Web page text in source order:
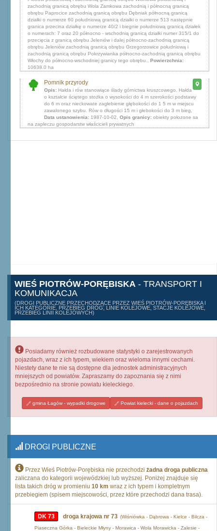
zachodnią granicą obrębu Wola Zamkowa zachodnią i północną granicą
obrębu Paprocice zachodnią granicą obrębu Dębniak północną granicą
działki o numerze 60 południową granicą działki o numerze 513 następnie
granica przecina działkę o numerze 40/2 i biegnie południową granicą działek
o numerach: 7 oraz 20 północno - wschodnią granicą działki numer 315/1 do
przecięcia z granicą obrębu Jeleniów i dalej północno-zachodnią granicą
obrębu Jeleniów zachodnią granicą obrębu Grzegorzowice południową i
zachodnią granicą obrębu Pokrzywianka północno-zachodnią granicą obrębu
Włochy do północno-wschodniej granicy tego obrębu., Powierzchnia:
10638.0 ha
Pomnik przyrody
Opis: Hałda i rów stanowiące ślady górnictwa kruszcowego. Hałda
o kształcie ściętego stożka o wysokości do 4 m szerokości podstawy
do 6 m oraz nieckowate zagłebienie głębokości do 1 5 m w miejscu
zawalonego szybu. Rów o długości 15 m i głebokości do 3 m bieg,
Data ustanowienia: 1987-10-02, Opis granicy: obiekty połozone sa
na zapleczu gospodarstw właścicieli prywatnych
WIEŚ PIOTRÓW-PORĘBISKA - TRANSPORT I
KOMUNIKACJA
(DROGI PUBLICZNE PRZECHODZĄCE PRZEZ WIEŚ PIOTRÓW-PORĘBISKA I
ICH KATEGORIE, PRZEBIEG DRÓG, LINIE KOLEJOWE, STACJE KOLEJOWE,
PRZEBIEG LINII KOLEJOWYCH)
Posiadamy również rozbudowane statystyki o zarejestrowanych
pojazdach, wraz z ich typem, wiekiem oraz wieloma innymi cechami.
Niestety dane te nie są dostępne dla jednostek administracyjnych
mniejszych od powiatów. Zapraszamy do zapoznania się z nimi
bezpośrednio na stronie powiatu kieleckiego.
gmina Łagów - wypadki drogowe Powiat kielecki - dane o pojazdach
DROGI PUBLICZNE
Przez Wieś Piotrów-Porębiska nie przechodzi żadna droga publiczna
zaliczana do kategorii wojewódzkiej lub wyższej. Poniżej znajduje się
lista takich dróg w promieniu 10 km wraz z ich typem i kompletnym
przebiegiem (spisem miejscowości, przez które przechodzi dana trasa).
DK 73 droga krajowa nr 73 (Wiśniówka - Dąbrowa - Kielce - Bilcza -
Piaseczna Górka - Bieleckie Młyny - Morawica - Wola Morawicka - Zalesie -